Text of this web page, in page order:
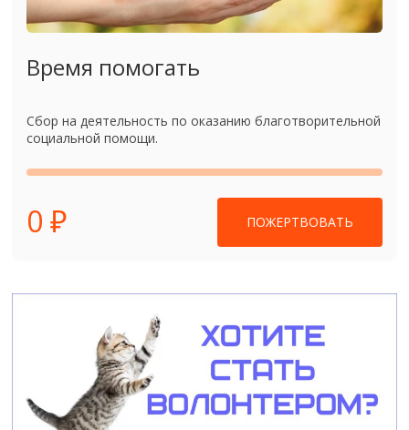
Время помогать
Сбор на деятельность по оказанию благотворительной
социальной помощи.
0 ₽ ПОЖЕРТВОВАТЬ